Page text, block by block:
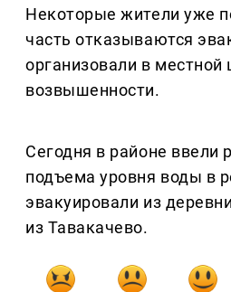
Некоторые жители уже
часть отказываются
организовали в местной
возвышенности.
Сегодня в районе ввели
подъема уровня воды в
эвакуировали из
из Тавакачево.